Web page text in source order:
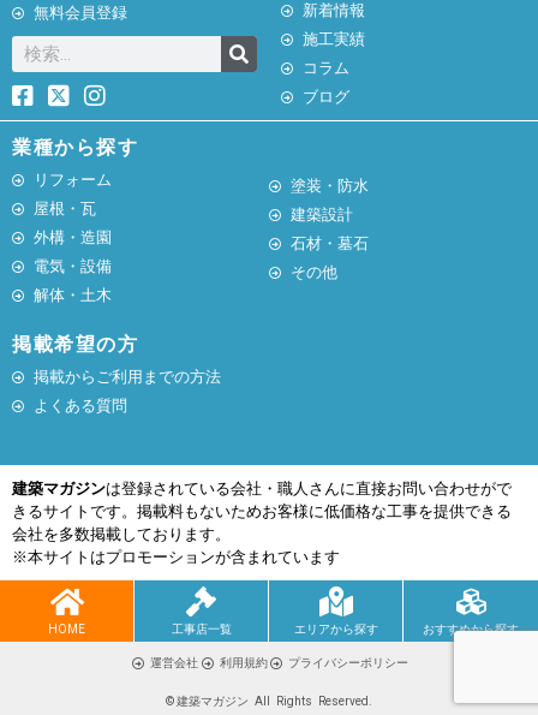
無料会員登録
新着情報
施工実績
コラム
ブログ
業種から探す
リフォーム
屋根・瓦
外構・造園
電気・設備
解体・土木
塗装・防水
建築設計
石材・墓石
その他
掲載希望の方
掲載からご利用までの方法
よくある質問
建築マガジンは登録されている会社・職人さんに直接お問い合わせがで
きるサイトです。掲載料もないためお客様に低価格な工事を提供できる
会社を多数掲載しております。
※本サイトはプロモーションが含まれています
HOME 工事店一覧 エリアから探す おすすめから探す
© 建築マガジン All Rights Reserved.
運営会社 利用規約 プライバシーポリシー